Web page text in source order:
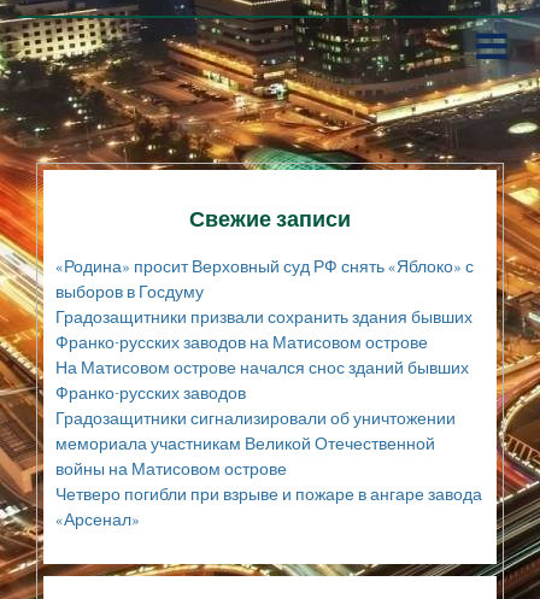
П
е
р
е
й
т
и
с
д
р
ж
а
и
ю
Свежие записи
«Родина» просит Верховный суд РФ снять «Яблоко» с
выборов в Госдуму
Градозащитники призвали сохранить здания бывших
Франко-русских заводов на Матисовом острове
На Матисовом острове начался снос зданий бывших
Франко-русских заводов
Градозащитники сигнализировали об уничтожении
мемориала участникам Великой Отечественной
войны на Матисовом острове
Четверо погибли при взрыве и пожаре в ангаре завода
«Арсенал»